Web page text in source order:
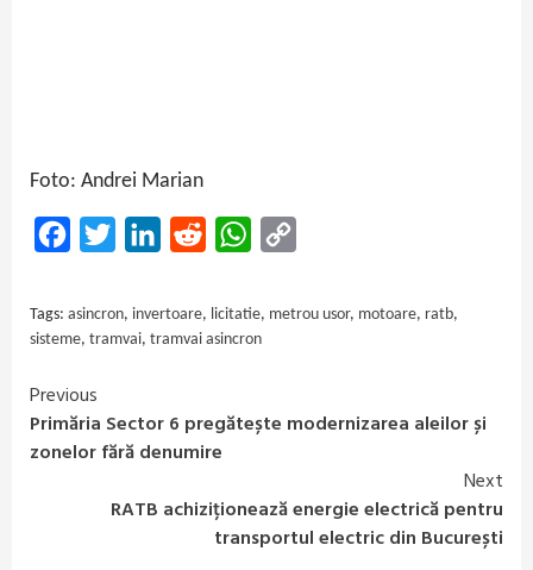
Foto: Andrei Marian
FacebookTwitter LinkedInReddit WhatsApp
Tags: asincron, invertoare, licitatie, metrou usor, motoare, ratb,
sisteme, tramvai, tramvai asincron
Continue
Reading
Previous
Primăria Sector 6 pregătește modernizarea aleilor și
zonelor fără denumire
Next
RATB achiziționează energie electrică pentru
transportul electric din București